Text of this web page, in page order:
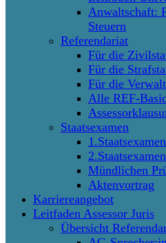
Anwaltschaft:
Steuern
Referendariat
Für die
Für die
Für die
Alle REF-
Staatsexamen
1.Staatsexamen
2.Staatsexamen
Mündlichen
Aktenvortrag
Karriereangebot
Leitfaden Assessor Juris
Übersicht